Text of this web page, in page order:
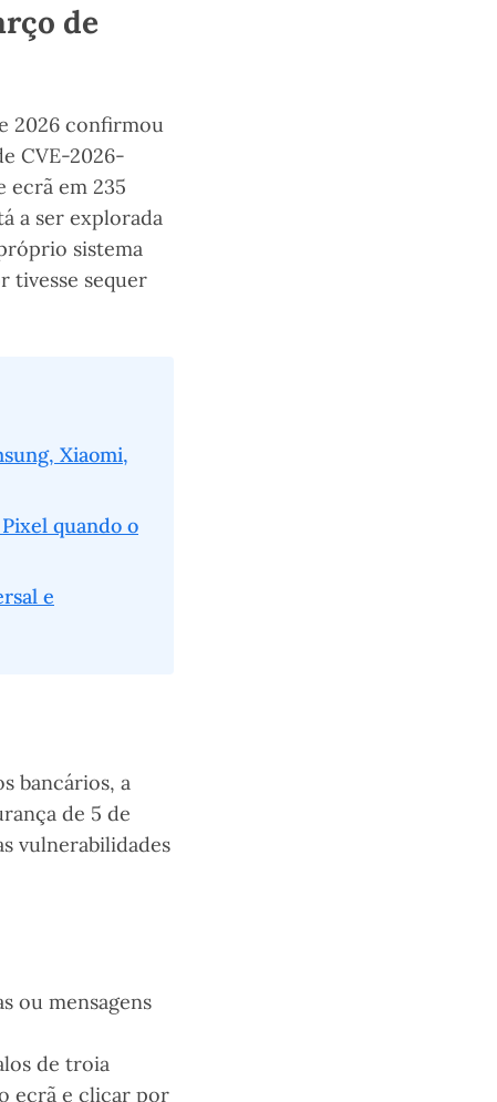
de
2026 confirmou
CVE-2026-
ecrã em 235
a ser explorada
sistema
tivesse sequer
Xiaomi,
quando o
e
bancários, a
de 5 de
vulnerabilidades
ou mensagens
de troia
ecrã e clicar por